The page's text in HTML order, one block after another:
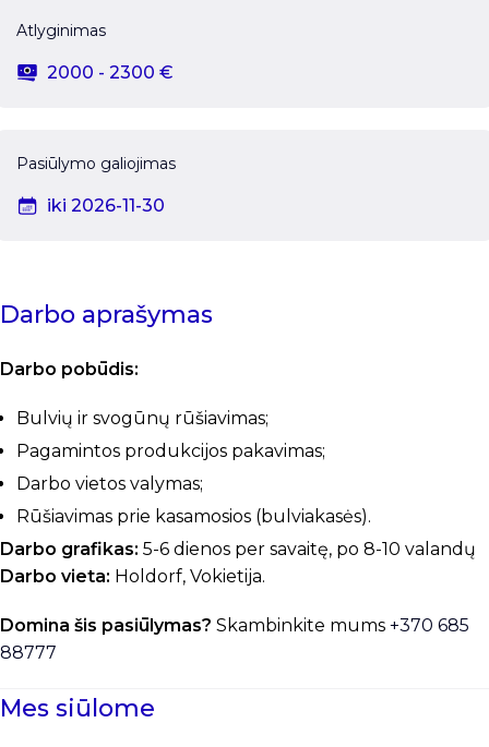
Atlyginimas
2000 - 2300 €
Pasiūlymo galiojimas
iki 2026-11-30
Darbo aprašymas
Darbo pobūdis:
Bulvių ir svogūnų rūšiavimas;
Pagamintos produkcijos pakavimas;
Darbo vietos valymas;
Rūšiavimas prie kasamosios (bulviakasės).
Darbo grafikas: 5-6 dienos per savaitę, po 8-10 valandų
Darbo vieta: Holdorf, Vokietija.
Domina šis pasiūlymas? Skambinkite mums +370 685
88777
Mes siūlome